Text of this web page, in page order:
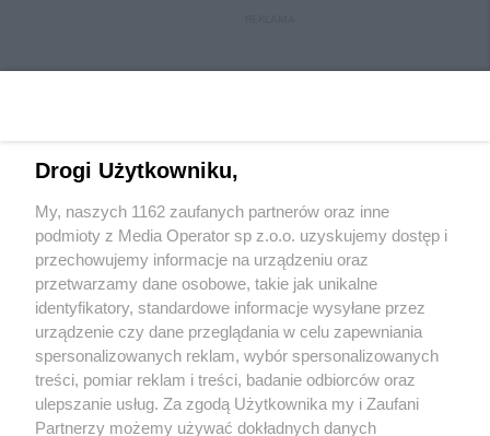
Wydawca mediówlokalnych
Nie zapomnij
zapoznać się z:
polityką prywatności
Twojemiasto Skontakuj sięz nami
Drogi Użytkowniku,
My, naszych 1162 zaufanych partnerów oraz inne
podmioty z Media Operator sp z.o.o. uzyskujemy dostęp i
przechowujemy informacje na urządzeniu oraz
przetwarzamy dane osobowe, takie jak unikalne
identyfikatory, standardowe informacje wysyłane przez
urządzenie czy dane przeglądania w celu zapewniania
spersonalizowanych reklam, wybór spersonalizowanych
treści, pomiar reklam i treści, badanie odbiorców oraz
ulepszanie usług. Za zgodą Użytkownika my i Zaufani
Partnerzy możemy używać dokładnych danych